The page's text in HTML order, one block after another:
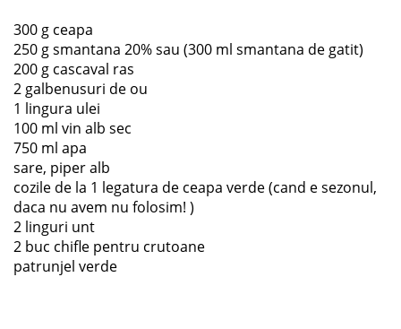
300 g ceapa
250 g smantana 20% sau (300 ml smantana de gatit)
200 g cascaval ras
2 galbenusuri de ou
1 lingura ulei
100 ml vin alb sec
750 ml apa
sare, piper alb
cozile de la 1 legatura de ceapa verde (cand e sezonul,
daca nu avem nu folosim! )
2 linguri unt
2 buc chifle pentru crutoane
patrunjel verde